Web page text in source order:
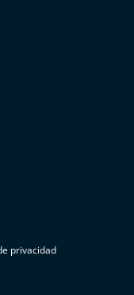
privacidad